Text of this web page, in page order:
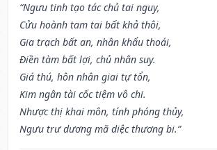
“Ngưu tinh tạo tác chủ tai nguy,
Cửu hoành tam tai bất khả thôi,
Gia trạch bất an, nhân khẩu thoái,
Điền tàm bất lợi, chủ nhân suy.
Giá thú, hôn nhân giai tự tổn,
Kim ngân tài cốc tiệm vô chi.
Nhược thị khai môn, tính phóng thủy,
Ngưu trư dương mã diệc thương bi.”